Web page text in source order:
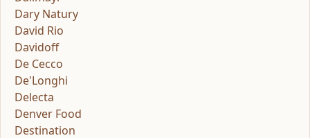
Dary Natury
David Rio
Davidoff
De Cecco
De'Longhi
Delecta
Denver Food
Destination